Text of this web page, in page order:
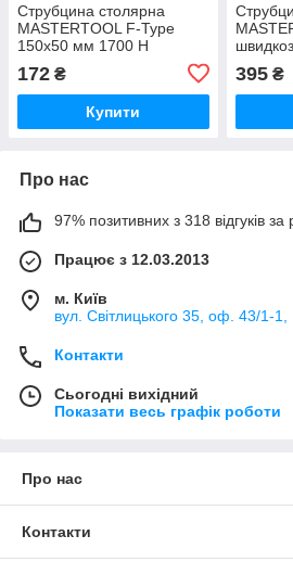
Струбцина столярна
MASTERTOOL F-Type
150х50 мм 1700 Н
дерев&#x27;яна ручка DIN
5117
172 ₴
Купити
395₴
Про нас
97% позитивних з 318 відгуків за
Працює з 12.03.2013
м. Київ
вул. Світлицького 35, оф. 43/1-1,
Контакти
Сьогодні вихідний
Показати весь графік роботи
Про нас
Контакти